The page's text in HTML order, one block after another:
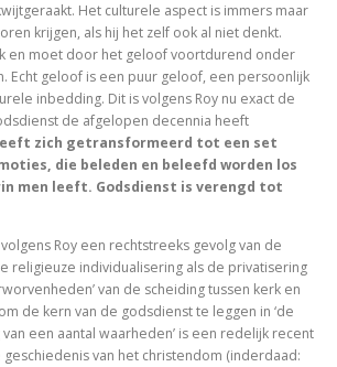
De seculiere samenleving. Over religie,
labyrinth van de verlorenen. Het Westen en zijn
Examens de la Bible
‘Hier stehe ich, es war ganz anders’
Dick
Het onteigende brein
Dingen die verborgen waren
Het culturele aspect is immers maar
krijgen, als hij het zelf ook al niet denkt.
en moet door het geloof voortdurend onder
Echt geloof is een puur geloof, een persoonlijk
inbedding. Dit is volgens Roy nu exact de
de afgelopen decennia heeft
zich getransformeerd tot een set
die beleden en beleefd worden los
men leeft. Godsdienst is verengd tot
Roy een rechtstreeks gevolg van de
religieuze individualisering als de privatisering
van de scheiding tussen kerk en
de kern van de godsdienst te leggen in ‘de
een aantal waarheden’ is een redelijk recent
van het christendom (inderdaad: